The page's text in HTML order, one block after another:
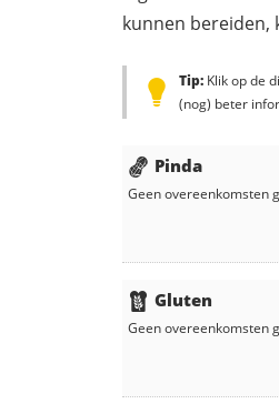
kunnen bereiden,
Tip: Klik op de
(nog) beter
Pinda
Geen overeenkomsten
Gluten
Geen overeenkomsten